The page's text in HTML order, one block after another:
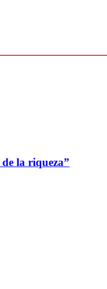
la riqueza”